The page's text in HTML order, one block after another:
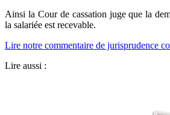
Ainsi la Cour de cassation juge que la
la salariée est recevable.
Lire notre commentaire de jurisprudence
Lire aussi :